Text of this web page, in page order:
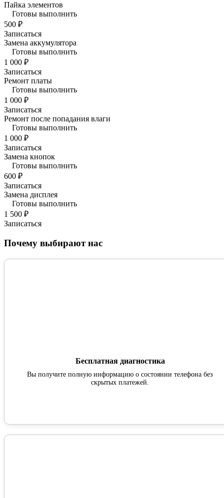
Пайка элементов
Готовы выполнить
500 ₽
Записаться
Замена аккумулятора
Готовы выполнить
1 000 ₽
Записаться
Ремонт платы
Готовы выполнить
1 000 ₽
Записаться
Ремонт после попадания влаги
Готовы выполнить
1 000 ₽
Записаться
Замена кнопок
Готовы выполнить
600 ₽
Записаться
Замена дисплея
Готовы выполнить
1 500 ₽
Записаться
Почему выбирают нас
Бесплатная диагностика
Вы получите полную информацию о состоянии телефона без
скрытых платежей.